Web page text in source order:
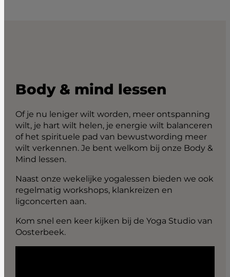
Body & mind lessen
Of je nu leniger wilt worden, meer ontspanning
wilt, je hart wilt helen, je energie wilt balanceren
of het spirituele pad van bewustwording meer
wilt verkennen. Je bent welkom bij onze Body &
Mind lessen.
Naast onze wekelijke yogalessen bieden we ook
regelmatig workshops, klankreizen en
ligconcerten aan.
Kom snel een keer kijken bij de Yoga Studio van
Oosterbeek.